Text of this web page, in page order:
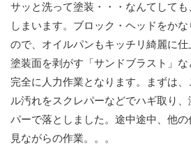
サッと洗って塗装・・・なんてして
しまいます。ブロック・ヘッドをか
ので、オイルパンもキッチリ綺麗に仕
塗装面を剥がす「サンドブラスト」な
完全に人力作業となります。まずは
ル汚れをスクレパーなどでハギ取り
パーで落としました。途中途中、他
見ながらの作業。。。